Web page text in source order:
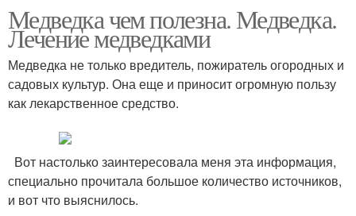
Медведка чем полезна. Медведка.
Лечение медведками
Медведка не только вредитель, пожиратель огородных и
садовых культур. Она еще и приносит огромную пользу
как лекарственное средство.
Вот настолько заинтересовала меня эта информация,
специально прочитала большое количество источников,
и вот что выяснилось.